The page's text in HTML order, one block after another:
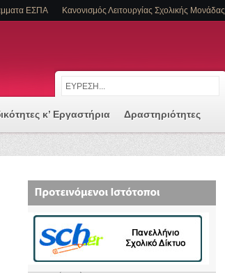
ΕΣΠΑ Κανονισμός Λειτουργίας Σχολικής Μονάδας
κ’ Εργαστήρια Δραστηριότητες